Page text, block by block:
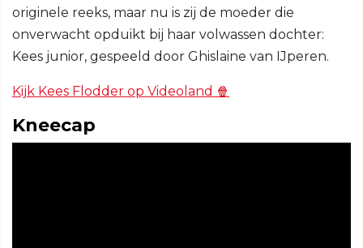
originele reeks, maar nu is zij de moeder die
onverwacht opduikt bij haar volwassen dochter:
Kees junior, gespeeld door Ghislaine van IJperen.
Kijk Kees Flodder op Videoland 🍿
Kneecap